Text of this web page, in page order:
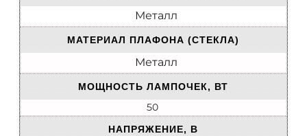
Металл
МАТЕРИАЛ ПЛАФОНА (СТЕКЛА)
Металл
МОЩНОСТЬ ЛАМПОЧЕК, ВТ
50
НАПРЯЖЕНИЕ, В